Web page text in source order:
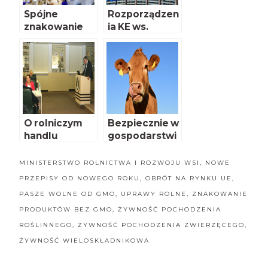
Spójne
znakowanie
produktów
BEZ GMO
Rozporządzen
ia KE ws.
interwencji
rynkowych w
związku z
COVID-19
O rolniczym
handlu
Bezpiecznie w
gospodarstwi
MINISTERSTWO ROLNICTWA I ROZWOJU WSI, NOWE
PRZEPISY OD NOWEGO ROKU,OBRÓT NA RYNKU UE,
PASZE WOLNE OD GMO, UPRAWY ROLNE, ZNAKOWANIE
PRODUKTÓW BEZ GMO,ŻYWNOŚĆ POCHODZENIA
ROŚLINNEGO,ŻYWNOŚĆ POCHODZENIA ZWIERZĘCEGO,
ŻYWNOŚĆ WIELOSKŁADNIKOWA